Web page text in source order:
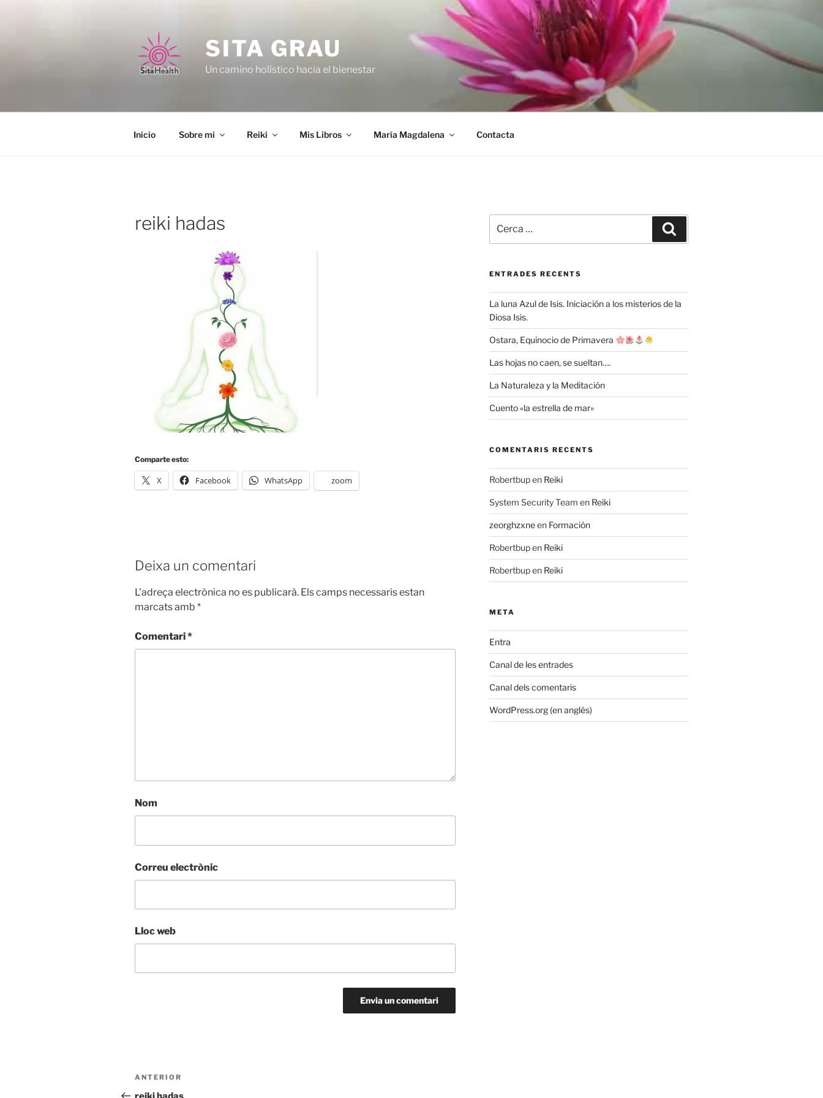
SITA GRAU
Un camino holístico hacia el bienestar
Inicio Sobre mi Reiki Mis Libros María Magdalena Contacta
reiki hadas
Comparte esto:
X Facebook WhatsApp zoom
Deixa un comentari
L'adreça electrònica no es publicarà. Els camps necessaris estan
marcats amb *
Comentari*
Nom
Correu electrònic
Lloc web
Navegació
Entrada
anterior
ANTERIOR
ENTRADES RECENTS
La luna Azul de Isis. Iniciación a los misterios de la
Diosa Isis.
Ostara, Equinocio de Primavera
Las hojas no caen, se sueltan….
La Naturaleza y la Meditación
Cuento «la estrella de mar»
COMENTARIS RECENTS
Robertbupen Reiki
System Security Team en Reiki
zeorghzxneen Formación
Robertbupen Reiki
Robertbupen Reiki
META
Entra
Canal de les entrades
Canal dels comentaris
WordPress.org (en anglès)